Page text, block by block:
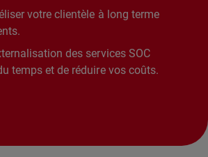
votre clientèle à long terme
des services SOC
temps et de réduire vos coûts.